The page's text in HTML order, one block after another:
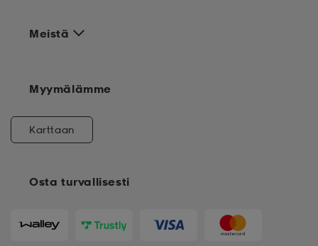
Meistä
Osta turvallisesti
Myymälämme
Karttaan